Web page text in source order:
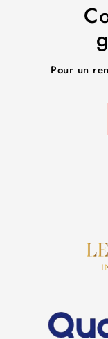
Pour un